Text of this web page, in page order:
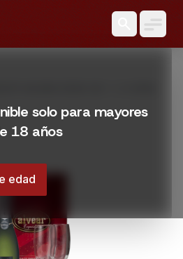
solo para mayores
18 años
edad
MUMM DEMI SEC + 2 COPAS